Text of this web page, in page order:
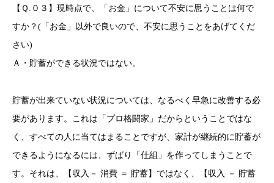
【Ｑ.０３】現時点で、「お金」について不安に思うことは何で
すか？(「お金」以外で良いので、不安に思うことをあげてくだ
さい)
Ａ・貯蓄ができる状況ではない。
貯蓄が出来ていない状況については、なるべく早急に改善する必
要があります。これは「プロ格闘家」だからということではな
く、すべての人に当てはまることですが、家計が継続的に貯蓄が
できるようになるには、ずばり「仕組」を作ってしまうことで
す。それは、【収入－ 消費 ＝ 貯蓄】ではなく、【収入 － 貯蓄